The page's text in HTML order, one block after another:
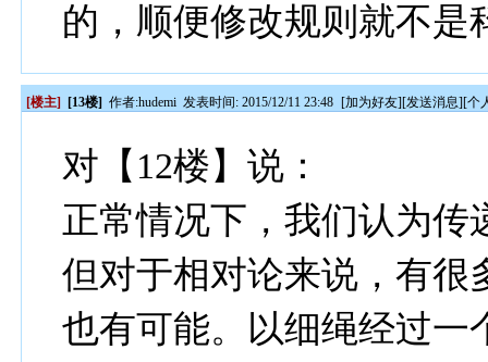
的，顺便修改规则就不是
[楼主] [13楼] 作者:hudemi 发表时间: 2015/12/11 23:48 [加为好友][发送消息][个
对【12楼】说：
正常情况下，我们认为传
但对于相对论来说，有很
也有可能。以细绳经过一